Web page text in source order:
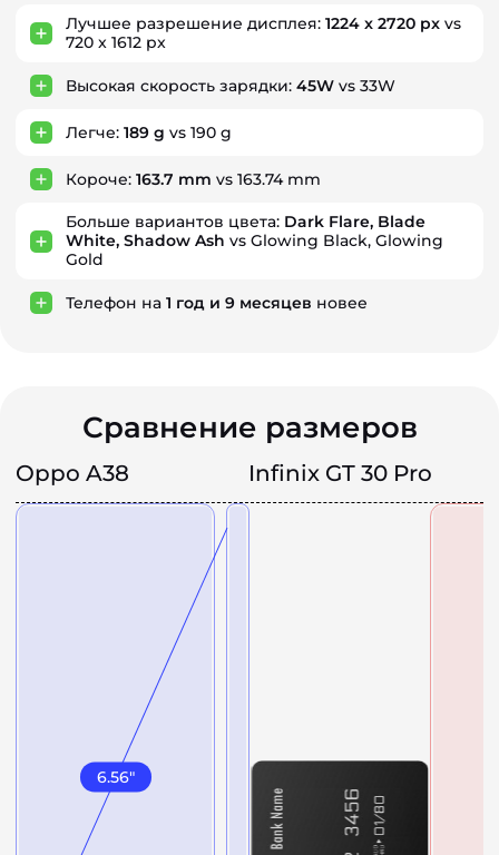
Лучшее разрешение дисплея: 1224 x 2720 px vs
720 x 1612 px
Высокая скорость зарядки: 45W vs 33W
Легче: 189 g vs 190 g
Короче: 163.7 mm vs 163.74 mm
Больше вариантов цвета: Dark Flare, Blade
White, Shadow Ash vs Glowing Black, Glowing
Gold
Телефон на 1 год и 9 месяцев новее
Сравнение размеров
Oppo A38 Infinix GT 30 Pro
6.56"